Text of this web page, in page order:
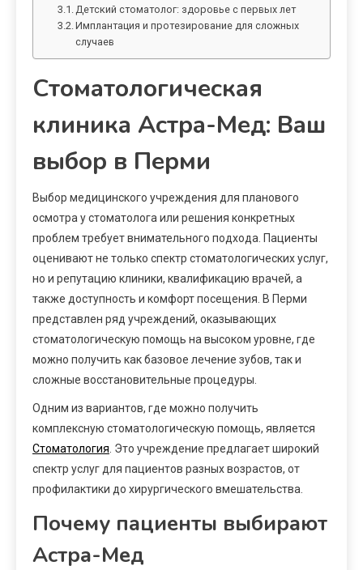
Детский стоматолог: здоровье с первых лет
Имплантация и протезирование для сложных
случаев
Стоматологическая
клиника Астра-Мед: Ваш
выбор в Перми
Выбор медицинского учреждения для планового
осмотра у стоматолога или решения конкретных
проблем требует внимательного подхода. Пациенты
оценивают не только спектр стоматологических услуг,
но и репутацию клиники, квалификацию врачей, а
также доступность и комфорт посещения. В Перми
представлен ряд учреждений, оказывающих
стоматологическую помощь на высоком уровне, где
можно получить как базовое лечение зубов, так и
сложные восстановительные процедуры.
Одним из вариантов, где можно получить
комплексную стоматологическую помощь, является
Стоматология . Это учреждение предлагает широкий
спектр услуг для пациентов разных возрастов, от
профилактики до хирургического вмешательства.
Почему пациенты выбирают
Астра-Мед